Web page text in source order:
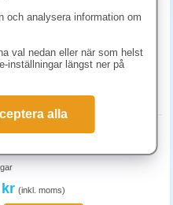
klockor
konferensrum?
i 30-40 cm diameter är
att störa möten. Digitala klockor
visas.
bra för konferensrum och
kan visa flera tidszoner, bra för
om alla klockor i kontoret
(inkl. moms)
Quartz Tiq 30cm aluminium
kr (inkl. moms)
och analysera information om
val nedan eller när som helst
inställningar längst ner på
alla